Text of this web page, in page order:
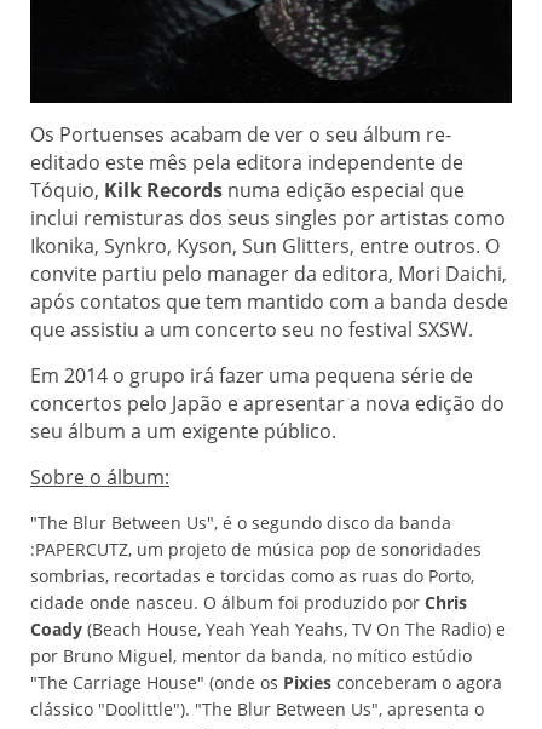
Os Portuenses acabam de ver o seu álbum re-
editado este mês pela editora independente de
Tóquio, Kilk Records numa edição especial que
inclui remisturas dos seus singles por artistas como
Ikonika, Synkro, Kyson, Sun Glitters, entre outros. O
convite partiu pelo manager da editora, Mori Daichi,
após contatos que tem mantido com a banda desde
que assistiu a um concerto seu no festival SXSW.
Em 2014 o grupo irá fazer uma pequena série de
concertos pelo Japão e apresentar a nova edição do
seu álbum a um exigente público.
Sobre o álbum:
"The Blur Between Us", é o segundo disco da banda
:PAPERCUTZ, um projeto de música pop de sonoridades
sombrias, recortadas e torcidas como as ruas do Porto,
cidade onde nasceu. O álbum foi produzido por Chris
Coady (Beach House, Yeah Yeah Yeahs, TV On The Radio) e
por Bruno Miguel, mentor da banda, no mítico estúdio
"The Carriage House" (onde os Pixies conceberam o agora
clássico "Doolittle"). "The Blur Between Us", apresenta o